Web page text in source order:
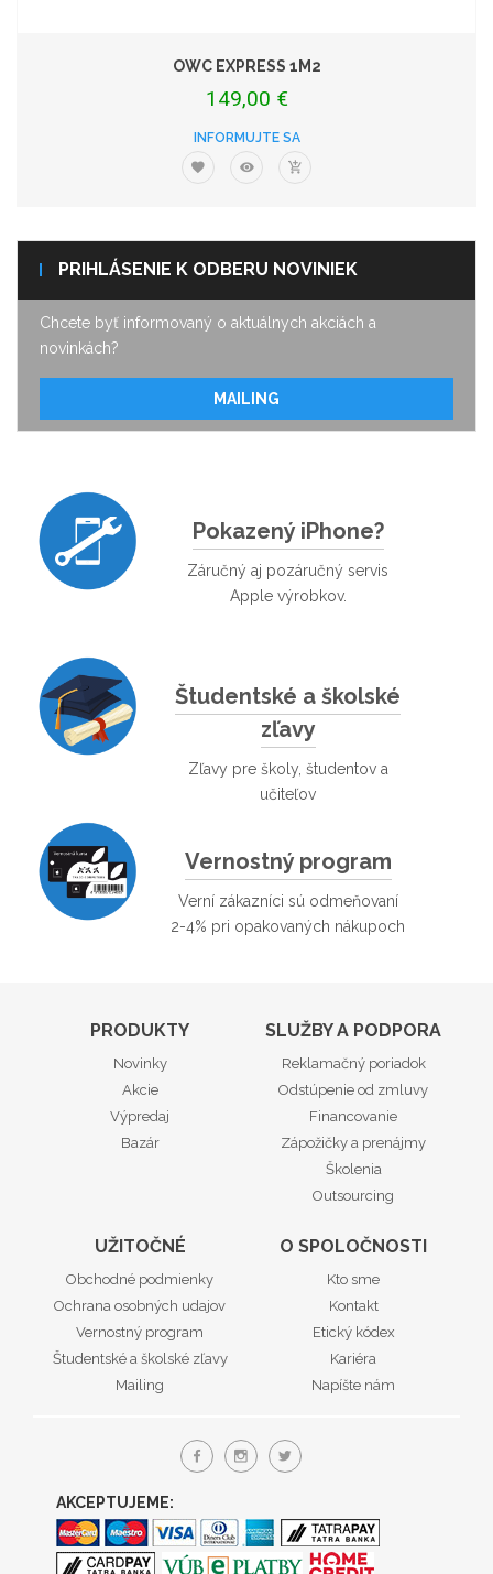
OWC EXPRESS 1M2
149,00 €
INFORMUJTE SA
PRIHLÁSENIE K ODBERU NOVINIEK
Chcete byť informovaný o aktuálnych akciách a
novinkách?
MAILING
Pokazený iPhone?
Záručný aj pozáručný servis
Apple výrobkov.
Študentské a školské
zľavy
Zľavy pre školy, študentov a
učiteľov
Vernostný program
Verní zákazníci sú odmeňovaní
2-4% pri opakovaných nákupoch
PRODUKTY
Novinky
Akcie
Výpredaj
Bazár
SLUŽBY A PODPORA
Reklamačný poriadok
Odstúpenie od zmluvy
Financovanie
Zápožičky a prenájmy
Školenia
Outsourcing
UŽITOČNÉ
Obchodné podmienky
Ochrana osobných udajov
Vernostný program
Študentské a školské zľavy
Mailing
O SPOLOČNOSTI
Kto sme
Kontakt
Etický kódex
Kariéra
Napíšte nám
AKCEPTUJEME: